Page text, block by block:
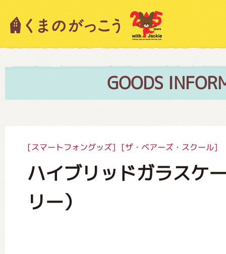
GOODS
[スマートフォングッズ] [ザ・ベアーズ・スクール]
ハイブリッドガラスケ
リー）
キャラクター紹介
絵本・作家紹介